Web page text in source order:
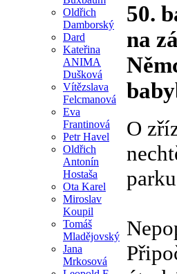
Oldřich
Damborský
Dard
Kateřina
ANIMA
Dušková
Vítězslava
Felcmanová
Eva
Frantinová
Petr Havel
Oldřich
Antonín
Hostaša
Ota Karel
Miroslav
Koupil
Tomáš
Mladějovský
Jana
Mrkosová
50.
na
O